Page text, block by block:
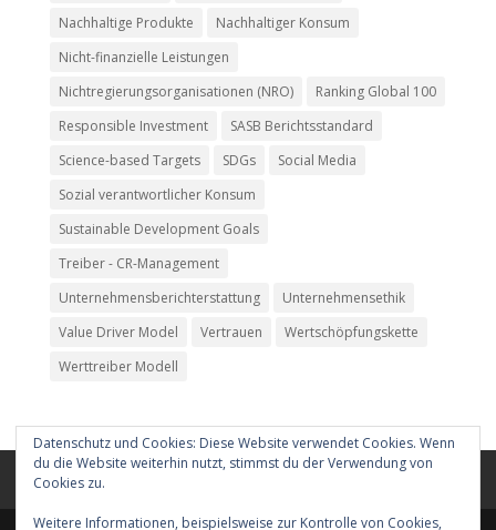
Nachhaltige Produkte
Nachhaltiger Konsum
Nicht-finanzielle Leistungen
Nichtregierungsorganisationen (NRO)
Ranking Global 100
Responsible Investment
SASB Berichtsstandard
Science-based Targets
SDGs
Social Media
Sozial verantwortlicher Konsum
Sustainable Development Goals
Treiber - CR-Management
Unternehmensberichterstattung
Unternehmensethik
Value Driver Model
Vertrauen
Wertschöpfungskette
Werttreiber Modell
Kontakt
Datenschutz und Cookies: Diese Website verwendet Cookies. Wenn
du die Website weiterhin nutzt, stimmst du der Verwendung von
Cookies zu.
Weitere Informationen, beispielsweise zur Kontrolle von Cookies,